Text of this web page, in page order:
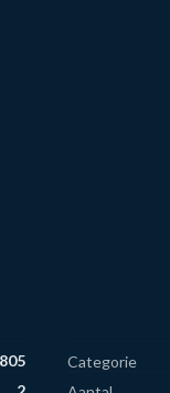
Categorie